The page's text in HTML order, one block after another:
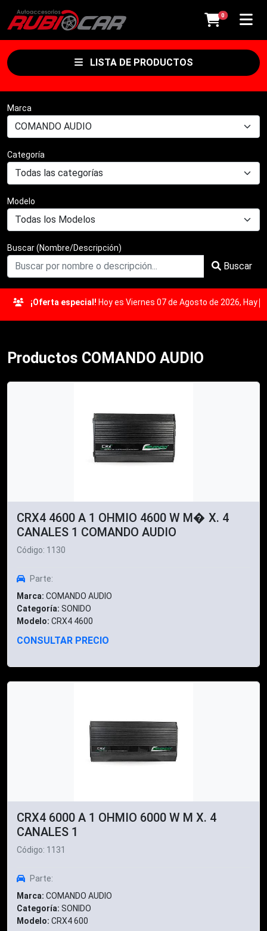
0 items en el
LISTA DE PRODUCTOS
Marca
Categoría
Modelo
Buscar (Nombre/Descripción)
Buscar
¡Oferta especial!Hoy es Viernes 07 de Agosto de 2026, Hay 142
Productos COMANDO AUDIO
CRX4 4600 A 1 OHMIO 4600 W M� X. 4
CANALES 1 COMANDO AUDIO
Código: 1130
Parte:
Marca: COMANDO AUDIO
Categoría: SONIDO
Modelo: CRX4 4600
CONSULTAR PRECIO
CRX4 6000 A 1 OHMIO 6000 W M X. 4
CANALES 1
Código: 1131
Parte:
Marca: COMANDO AUDIO
Categoría: SONIDO
Modelo: CRX4 600